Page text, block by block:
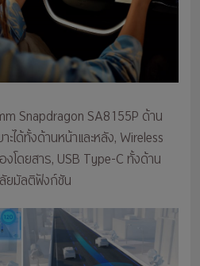
Snapdragon SA8155P ด้าน
ะได้ทั้งด้านหน้าและหลัง, Wireless
โดยสาร, USB Type-C ทั้งด้าน
ยมัลติฟังก์ชัน